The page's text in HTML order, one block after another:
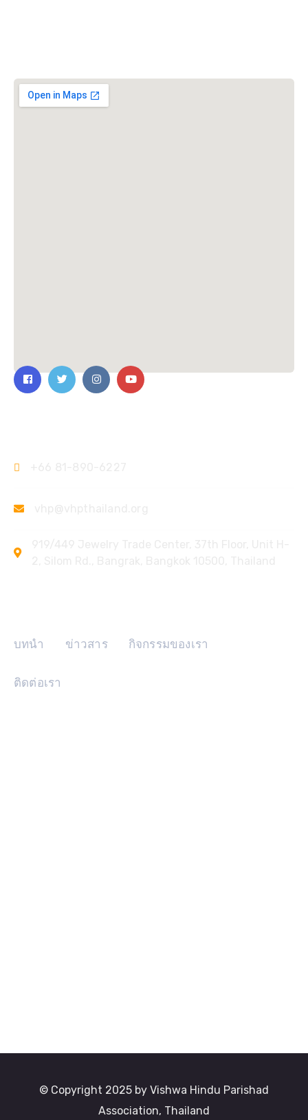
บทนำ ข่าวสาร กิจกรรมของเรา
ติดต่อเรา
© Copyright 2025 by Vishwa Hindu Parishad
Association, Thailand